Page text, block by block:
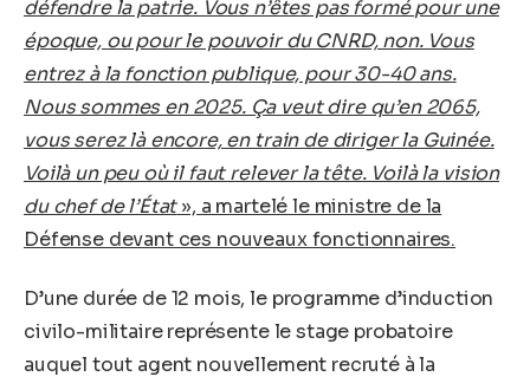
défendre la patrie. Vous n’êtes pas formé pour une
époque, ou pour le pouvoir du CNRD, non. Vous
entrez à la fonction publique, pour 30-40 ans.
Nous sommes en 2025. Ça veut dire qu’en 2065,
vous serez là encore, en train de diriger la Guinée.
Voilà un peu où il faut relever la tête. Voilà la vision
du chef de l’État», a martelé le ministre de la
Défense devant ces nouveaux fonctionnaires.
D’une durée de 12 mois, le programme d’induction
civilo-militaire représente le stage probatoire
auquel tout agent nouvellement recruté à la